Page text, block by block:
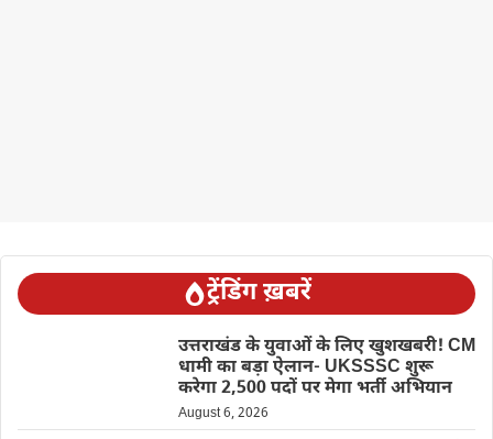
ट्रेंडिंग ख़बरें
उत्तराखंड के युवाओं के लिए खुशखबरी! CM
धामी का बड़ा ऐलान- UKSSSC शुरू
करेगा 2,500 पदों पर मेगा भर्ती अभियान
August 6, 2026